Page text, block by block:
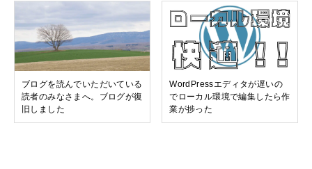
ブログを読んでいただいている
読者のみなさまへ。ブログが復
旧しました
WordPressエディタが遅いの
でローカル環境で編集したら作
業が捗った